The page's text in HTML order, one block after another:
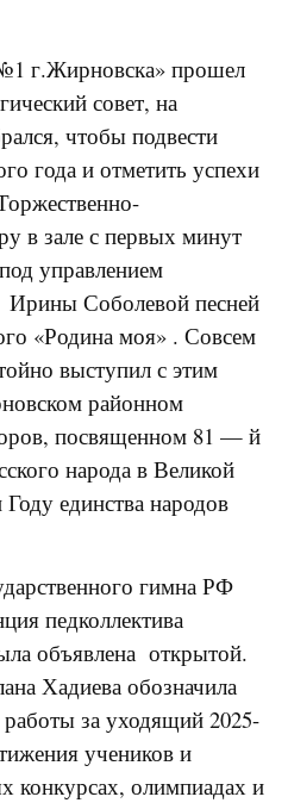
прошел
совет, на
чтобы подвести
года и отметить успехи
в зале с первых минут
управлением
Ирины Соболевой песней
«Родина моя» . Совсем
выступил с этим
районном
посвященном 81 — й
народа в Великой
единства народов
гимна РФ
педколлектива
объявлена открытой.
Хадиева обозначила
за уходящий 2025-
учеников и
конкурсах, олимпиадах и